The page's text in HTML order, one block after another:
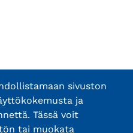
sivuston
ja
Tässä voit
tai muokata